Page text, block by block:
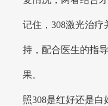
记住，308激光治
持，配合医生的指
果。
照308是红好还是